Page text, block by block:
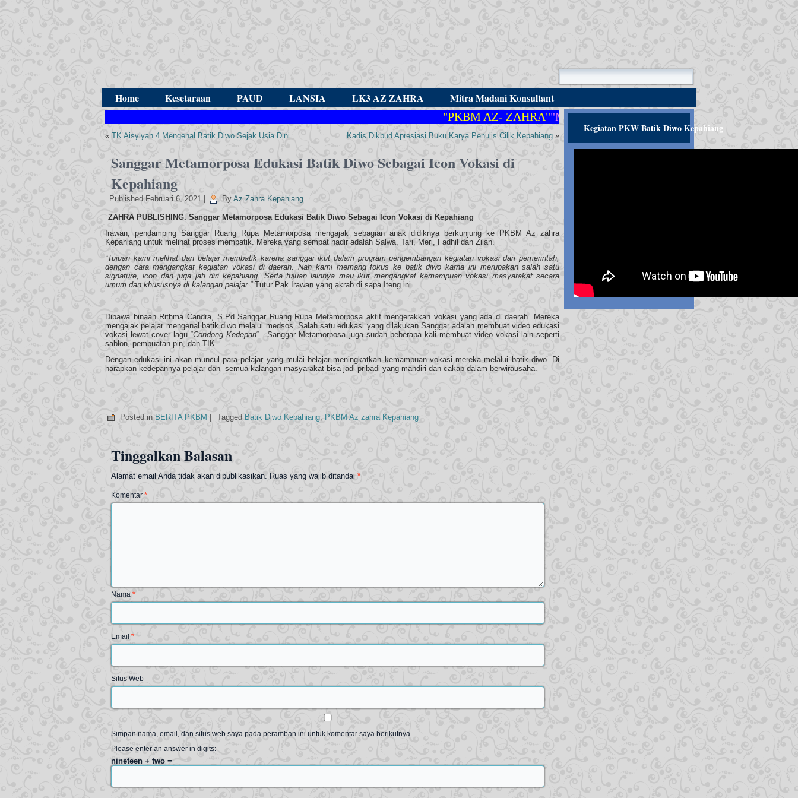
Home Kesetaraan PAUD LANSIA LK3 AZ ZAHRA Mitra Madani Konsultant
"PKBM AZ- ZAHRA""MEMBANGUN PERADABAN YANG
« TK Aisyiyah 4 Mengenal Batik Diwo Sejak Usia Dini Kadis Dikbud Apresiasi Buku Karya Penulis Cilik Kepahiang »
Sanggar Metamorposa Edukasi Batik Diwo Sebagai Icon Vokasi di
Kepahiang
Published Februari 6, 2021 By Az Zahra Kepahiang
ZAHRA PUBLISHING. Sanggar Metamorposa Edukasi Batik Diwo Sebagai Icon Vokasi di Kepahiang
Irawan, pendamping Sanggar Ruang Rupa Metamorposa mengajak sebagian anak didiknya berkunjung ke PKBM Az zahra
Kepahiang untuk melihat proses membatik. Mereka yang sempat hadir adalah Salwa, Tari, Meri, Fadhil dan Zilan.
“Tujuan kami melihat dan belajar membatik karena sanggar ikut dalam program pengembangan kegiatan vokasi dari pemerintah,
dengan cara mengangkat kegiatan vokasi di daerah. Nah kami memang fokus ke batik diwo karna ini merupakan salah satu
signature, icon dan juga jati diri kepahiang. Serta tujuan lainnya mau ikut mengangkat kemampuan vokasi masyarakat secara
umum dan khususnya di kalangan pelajar.” Tutur Pak Irawan yang akrab di sapa Iteng ini.
Dibawa binaan Rithma Candra, S.Pd Sanggar Ruang Rupa Metamorposa aktif mengerakkan vokasi yang ada di daerah. Mereka
mengajak pelajar mengenal batik diwo melalui medsos. Salah satu edukasi yang dilakukan Sanggar adalah membuat video edukasi
vokasi lewat cover lagu “Condong Kedepan“. Sanggar Metamorposa juga sudah beberapa kali membuat video vokasi lain seperti
sablon, pembuatan pin, dan TIK.
Dengan edukasi ini akan muncul para pelajar yang mulai belajar meningkatkan kemampuan vokasi mereka melalui batik diwo. Di
harapkan kedepannya pelajar dan semua kalangan masyarakat bisa jadi pribadi yang mandiri dan cakap dalam berwirausaha.
Posted in BERITA PKBM Tagged Batik Diwo Kepahiang, PKBM Az zahra Kepahiang
Tinggalkan Balasan
Alamat email Anda tidak akan dipublikasikan. Ruas yang wajib ditandai *
Komentar *
Nama *
Email *
Situs Web
Simpan nama, email, dan situs web saya pada peramban ini untuk komentar saya berikutnya.
Please enter an answer in digits:
nineteen + two =
Kegiatan PKW Batik Diwo Kepahiang